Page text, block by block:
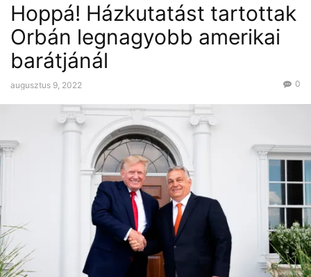
Hoppá! Házkutatást tartottak
Orbán legnagyobb amerikai
barátjánál
augusztus 9, 2022 0